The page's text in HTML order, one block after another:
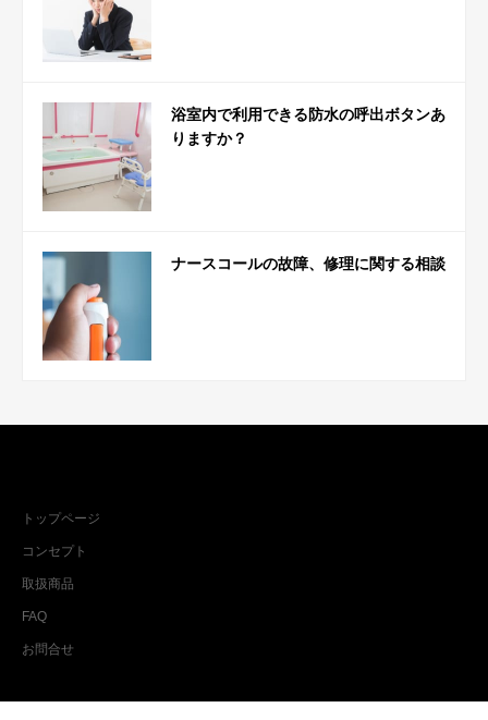
浴室内で利用できる防水の呼出ボタンあ
りますか？
ナースコールの故障、修理に関する相談
トップページ
コンセプト
取扱商品
FAQ
お問合せ